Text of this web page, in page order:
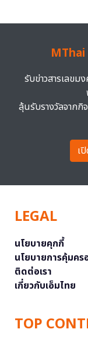
MThai
รับข่าวสารเลขม
ลุ้นรับรางวัลจากกิ
เ
LEGAL
นโยบายคุกกี้
นโยบายการคุ้มค
ติดต่อเรา
เกี่ยวกับเอ็มไทย
TOP